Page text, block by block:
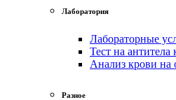
Лаборатория
Лабораторные
Тест на
Анализ крови на
Разное